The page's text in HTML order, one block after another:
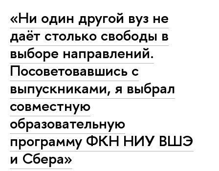
«Ни один другой вуз не
даёт столько свободы в
выборе направлений.
Посоветовавшись с
выпускниками, я выбрал
совместную
образовательную
программу ФКН НИУ ВШЭ
и Сбера»